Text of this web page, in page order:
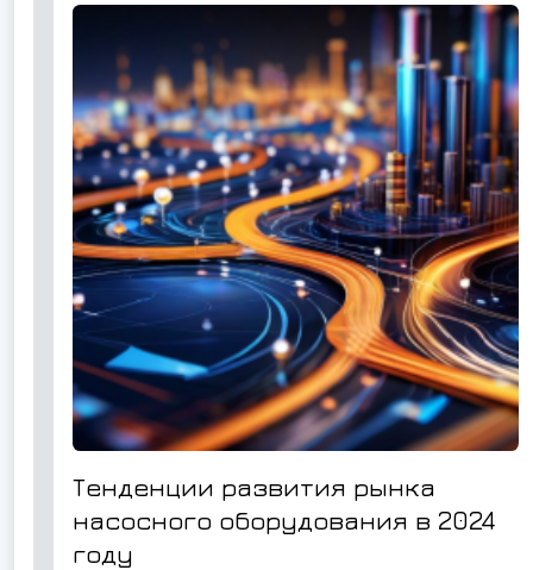
Тенденции развития рынка
насосного оборудования в 2024
году